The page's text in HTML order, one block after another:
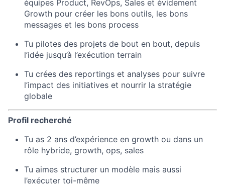
équipes Product, RevOps, Sales et évidement
Growth pour créer les bons outils, les bons
messages et les bons process
Tu pilotes des projets de bout en bout, depuis
l’idée jusqu’à l’exécution terrain
Tu crées des reportings et analyses pour suivre
l’impact des initiatives et nourrir la stratégie
globale
Profil recherché
Tu as 2 ans d’expérience en growth ou dans un
rôle hybride, growth, ops, sales
Tu aimes structurer un modèle mais aussi
l’exécuter toi-même